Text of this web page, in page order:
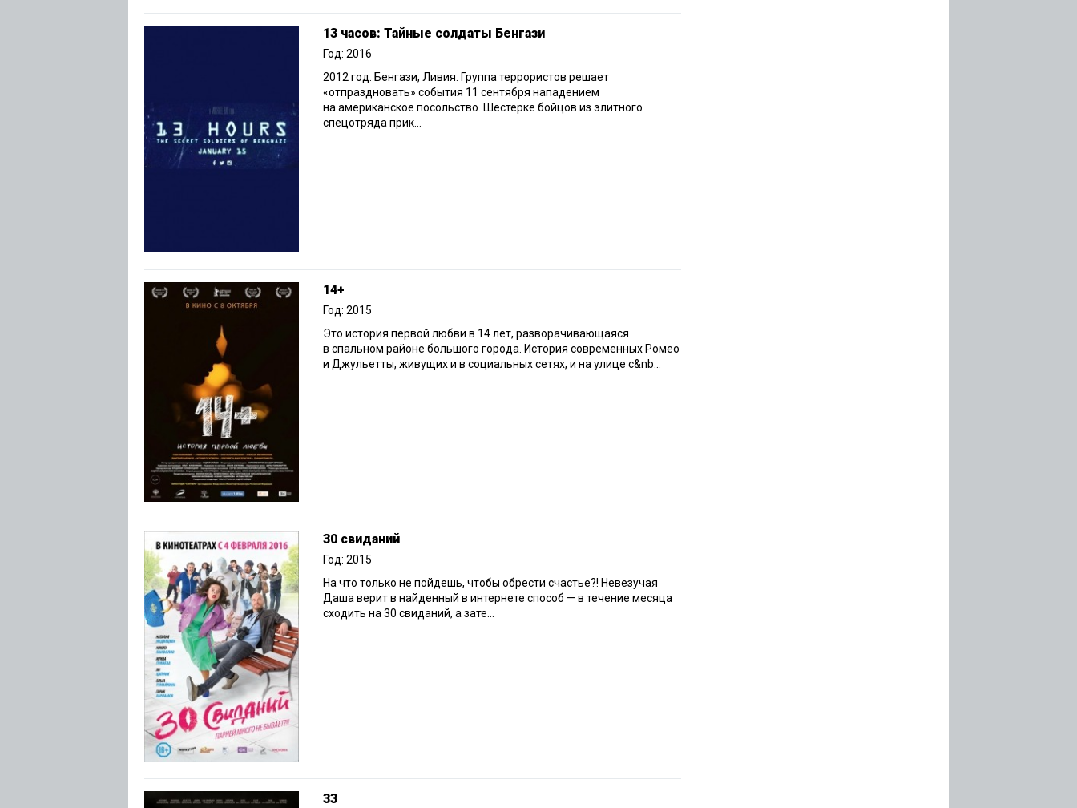
13 часов: Тайные солдаты Бенгази
Год: 2016
2012 год. Бенгази, Ливия. Группа террористов решает
«отпраздновать» события 11 сентября нападением
на американское посольство. Шестерке бойцов из элитного
спецотряда прик...
14+
Год: 2015
Это история первой любви в 14 лет, разворачивающаяся
в спальном районе большого города. История современных Ромео
и Джульетты, живущих и в социальных сетях, и на улице с&nb...
30 свиданий
Год: 2015
На что только не пойдешь, чтобы обрести счастье?! Невезучая
Даша верит в найденный в интернете способ — в течение месяца
сходить на 30 свиданий, а зате...
33